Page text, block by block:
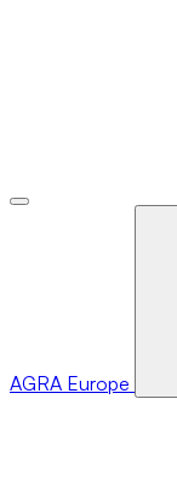
AGRA Europe